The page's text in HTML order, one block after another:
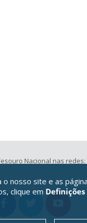
Nacional nas redes:
nosso site e as
clique em